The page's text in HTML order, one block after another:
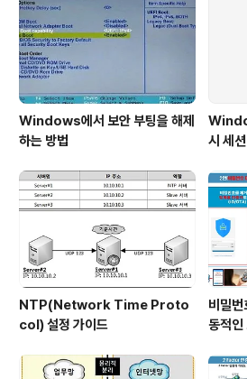
안표준인 IETF RFC 6238는 국제 인터넷 표준화 기
TF) 표준으로, 현재 많은 웹사이트에서 사용하고 있..
Windows에서 보안 부팅을 해제
하는 방법
시 세
NTP(Network Time Proto
col) 설정 가이드
비밀
동적인